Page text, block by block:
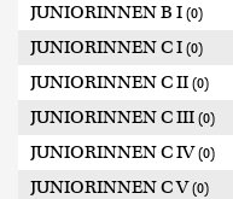
JUNIORINNEN B I (0)
JUNIORINNEN C I (0)
JUNIORINNEN C II (0)
JUNIORINNEN C III (0)
JUNIORINNEN C IV(0)
JUNIORINNEN C V(0)